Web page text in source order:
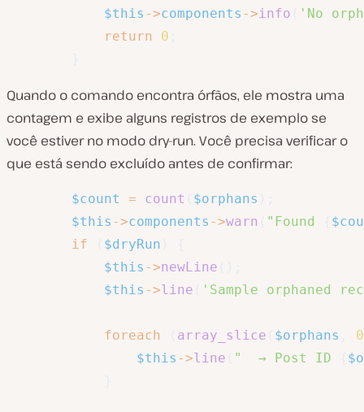
$this ->components ->info
'No
return
0
Quando o comando encontra órfãos, ele mostra uma
contagem e exibe alguns registros de exemplo se
você estiver no modo dry-run. Você precisa verificar o
que está sendo excluído antes de confirmar:
$count = count $orphans
$this ->components ->warn "Found
if
$dryRun
$this ->newLine
$this ->line 'Sample orphaned
foreach array_slice $orphans
0
$this ->line "  → Post ID